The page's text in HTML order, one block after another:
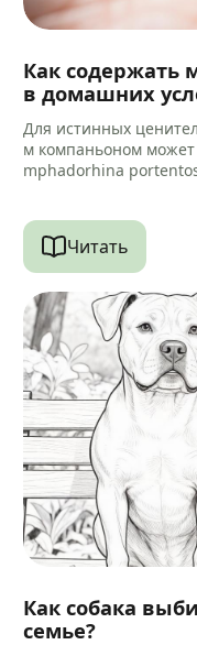
Как содержать
в домашних
Для истинных
м компаньоном может
mphadorhina
Читать
Как собака
семье?